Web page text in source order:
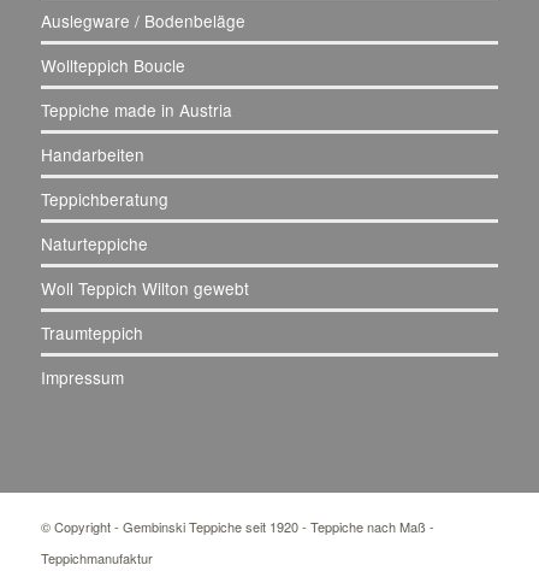
Auslegware / Bodenbeläge
Wollteppich Boucle
Teppiche made in Austria
Handarbeiten
Teppichberatung
Naturteppiche
Woll Teppich Wilton gewebt
Traumteppich
Impressum
© Copyright - Gembinski Teppiche seit 1920 - Teppiche nach Maß -
Teppichmanufaktur